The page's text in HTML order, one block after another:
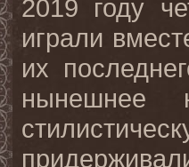
2019 году
играли
их
нынешнее